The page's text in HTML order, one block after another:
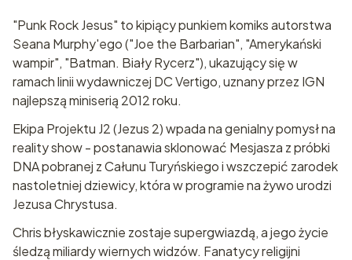
"Punk Rock Jesus" to kipiący punkiem komiks autorstwa
Seana Murphy'ego ("Joe the Barbarian", "Amerykański
wampir", "Batman. Biały Rycerz"), ukazujący się w
ramach linii wydawniczej DC Vertigo, uznany przez IGN
najlepszą miniserią 2012 roku.
Ekipa Projektu J2 (Jezus 2) wpada na genialny pomysł na
reality show - postanawia sklonować Mesjasza z próbki
DNA pobranej z Całunu Turyńskiego i wszczepić zarodek
nastoletniej dziewicy, która w programie na żywo urodzi
Jezusa Chrystusa.
Chris błyskawicznie zostaje supergwiazdą, a jego życie
śledzą miliardy wiernych widzów. Fanatycy religijni